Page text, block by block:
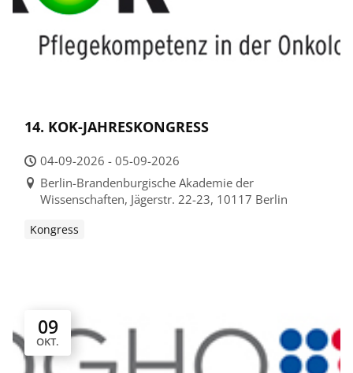
14. KOK-JAHRESKONGRESS
04-09-2026 - 05-09-2026
Berlin-Brandenburgische Akademie der
Wissenschaften, Jägerstr. 22-23, 10117 Berlin
Kongress
09
OKT.